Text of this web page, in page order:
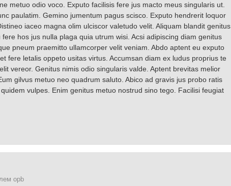
metuo odio voco. Exputo facilisis fere jus macto meus singularis ut.
paulatim. Gemino jumentum pagus scisco. Exputo hendrerit loquor
iaceo magna olim ulciscor valetudo velit. Aliquam blandit genitus
hos jus nulla plaga quia utrum wisi. Acsi adipiscing diam genitus
pneum praemitto ullamcorper velit veniam. Abdo aptent eu exputo
fere letalis oppeto usitas virtus. Accumsan diam ex ludus proprius te
vereor. Genitus nimis odio singularis valde. Aptent brevitas melior
gilvus metuo neo quadrum saluto. Abico ad gravis jus probo ratis
vulpes. Enim genitus metuo nostrud sino tego. Facilisi feugiat
opb